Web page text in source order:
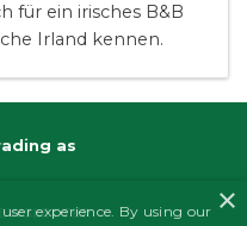
für ein irisches B&B
Irland kennen.
as
×
experience. By using our